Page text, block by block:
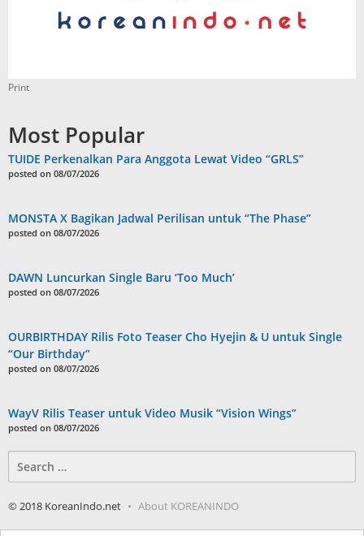
Print
Most Popular
TUIDE Perkenalkan Para Anggota Lewat Video “GRLS”
posted on 08/07/2026
MONSTA X Bagikan Jadwal Perilisan untuk “The Phase”
posted on 08/07/2026
DAWN Luncurkan Single Baru ‘Too Much’
posted on 08/07/2026
OURBIRTHDAY Rilis Foto Teaser Cho Hyejin & U untuk Single
“Our Birthday”
posted on 08/07/2026
WayV Rilis Teaser untuk Video Musik “Vision Wings”
posted on 08/07/2026
for:
© 2018 KoreanIndo.net About KOREANINDO